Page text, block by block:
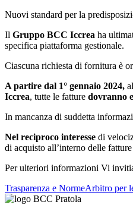
Nuovi standard per la
Il Gruppo BCC Iccrea ha
specifica piattaforma gestionale.
Ciascuna richiesta di fornitura è
A partire dal 1° gennaio 2024,
Iccrea, tutte le fatture dovranno
In mancanza di suddetta
Nel reciproco interesse di
di acquisto all’interno delle fatture
Per ulteriori informazioni Vi
Trasparenza e NormeArbitro per